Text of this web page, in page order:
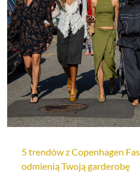
5 trendów z Copenhagen
odmienią Twoją garderobę